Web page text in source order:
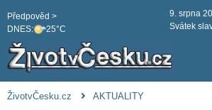
DNES: 25°C
Předpověd >
9. srpna
Svátek
ŽivotvČesku.cz AKTUALITY